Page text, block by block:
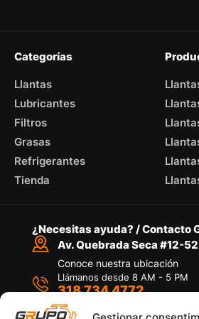
Categorías
Llantas
Lubricantes
Filtros
Grasas
Refrigerantes
Tienda
¿Necesitas ayuda? / Contacto
Av. Quebrada Seca #12-
Conoce nuestra ubicación
Llámanos desde 8 AM - 5 PM
318 734 4772
Habla con nosotros
Por medio de WhatsApp